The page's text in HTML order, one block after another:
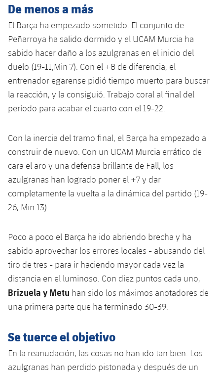
Estadi Johan Cruyff
Barça Cafe
Ciutat Esportiva
La Masia
plusicon
más
Servicios
Accesibilidad
plusicon
más
Instalaciones
De menos a más
El Barça ha empezado sometido. El conjunto de
Peñarroya ha salido dormido y el UCAM Murcia ha
sabido hacer daño a los azulgranas en el inicio del
duelo (19-11,Min 7). Con el +8 de diferencia, el
entrenador egarense pidió tiempo muerto para buscar
la reacción, y la consiguió. Trabajo coral al final del
período para acabar el cuarto con el 19-22.
Con la inercia del tramo final, el Barça ha empezado a
construir de nuevo. Con un UCAM Murcia errático de
cara el aro y una defensa brillante de Fall, los
azulgranas han logrado poner el +7 y dar
completamente la vuelta a la dinámica del partido (19-
26, Min 13).
Poco a poco el Barça ha ido abriendo brecha y ha
sabido aprovechar los errores locales - abusando del
tiro de tres - para ir haciendo mayor cada vez la
distancia en el luminoso. Con diez puntos cada uno,
Brizuela y Metu han sido los máximos anotadores de
una primera parte que ha terminado 30-39.
Se tuerce el objetivo
En la reanudación, las cosas no han ido tan bien. Los
azulgranas han perdido pistonada y después de un